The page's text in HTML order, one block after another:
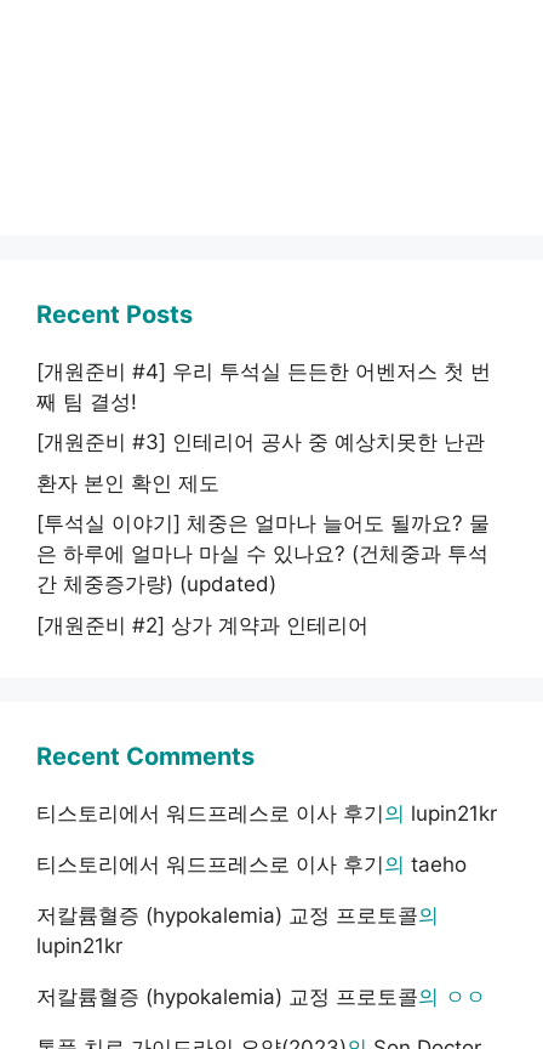
Recent Posts
[개원준비 #4] 우리 투석실 든든한 어벤저스 첫 번
째 팀 결성!
[개원준비 #3] 인테리어 공사 중 예상치못한 난관
환자 본인 확인 제도
[투석실 이야기] 체중은 얼마나 늘어도 될까요? 물
은 하루에 얼마나 마실 수 있나요? (건체중과 투석
간 체중증가량) (updated)
[개원준비 #2] 상가 계약과 인테리어
Recent Comments
티스토리에서 워드프레스로 이사 후기의 lupin21kr
티스토리에서 워드프레스로 이사 후기의 taeho
저칼륨혈증 (hypokalemia) 교정 프로토콜의
lupin21kr
저칼륨혈증 (hypokalemia) 교정 프로토콜의 ㅇㅇ